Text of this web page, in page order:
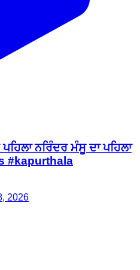
ਨਰਿੰਦਰ ਮੰਸੂ ਦਾ ਪਹਿਲਾ
#kapurthala
2026